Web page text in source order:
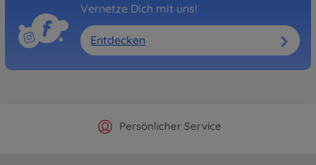
Vernetze Dich mit uns!
Entdecken
Offizieller Hersteller Shop
Persönlicher Service
Versandkostenfrei ab 25€
Schnelle Lieferung